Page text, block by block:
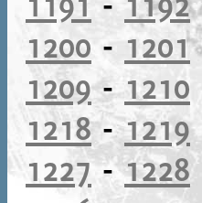
1200 - 1201
1209-1210
1218-1219
1227-1228